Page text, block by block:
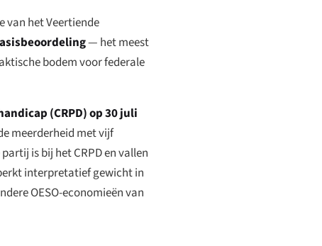
van het Veertiende
— het meest
bodem voor federale
(CRPD) op 30 juli
meerderheid met vijf
is bij het CRPD en vallen
interpretatief gewicht in
OESO-economieën van